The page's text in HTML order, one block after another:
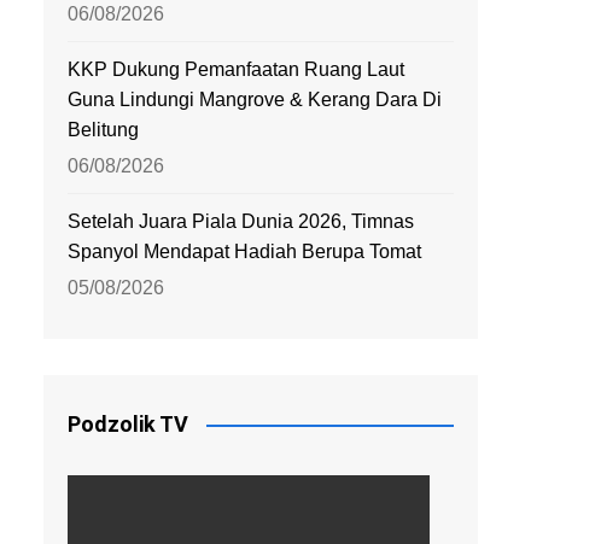
06/08/2026
KKP Dukung Pemanfaatan Ruang Laut
Guna Lindungi Mangrove & Kerang Dara Di
Belitung
06/08/2026
Setelah Juara Piala Dunia 2026, Timnas
Spanyol Mendapat Hadiah Berupa Tomat
05/08/2026
Podzolik TV